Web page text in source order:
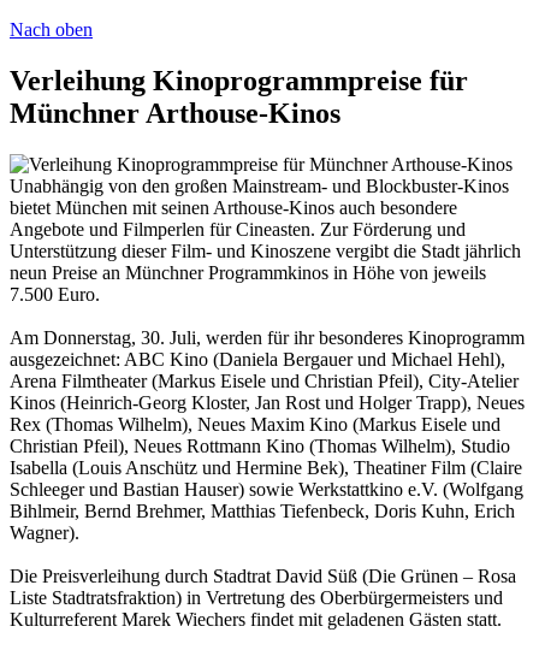
Nach oben
Verleihung Kinoprogrammpreise für
Münchner Arthouse-Kinos
Unabhängig von den großen Mainstream- und Blockbuster-Kinos
bietet München mit seinen Arthouse-Kinos auch besondere
Angebote und Filmperlen für Cineasten. Zur Förderung und
Unterstützung dieser Film- und Kinoszene vergibt die Stadt jährlich
neun Preise an Münchner Programmkinos in Höhe von jeweils
7.500 Euro.
Am Donnerstag, 30. Juli, werden für ihr besonderes Kinoprogramm
ausgezeichnet: ABC Kino (Daniela Bergauer und Michael Hehl),
Arena Filmtheater (Markus Eisele und Christian Pfeil), City-Atelier
Kinos (Heinrich-Georg Kloster, Jan Rost und Holger Trapp), Neues
Rex (Thomas Wilhelm), Neues Maxim Kino (Markus Eisele und
Christian Pfeil), Neues Rottmann Kino (Thomas Wilhelm), Studio
Isabella (Louis Anschütz und Hermine Bek), Theatiner Film (Claire
Schleeger und Bastian Hauser) sowie Werkstattkino e.V. (Wolfgang
Bihlmeir, Bernd Brehmer, Matthias Tiefenbeck, Doris Kuhn, Erich
Wagner).
Die Preisverleihung durch Stadtrat David Süß (Die Grünen – Rosa
Liste Stadtratsfraktion) in Vertretung des Oberbürgermeisters und
Kulturreferent Marek Wiechers findet mit geladenen Gästen statt.